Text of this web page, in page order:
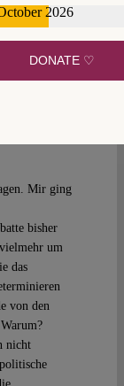
Mir ging
bisher
um
das
von den
nicht
2026
DONATE ♡